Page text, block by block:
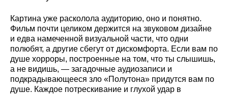
Картина уже расколола аудиторию, оно и понятно.
Фильм почти целиком держится на звуковом дизайне
и едва намеченной визуальной части, что одни
полюбят, а другие сбегут от дискомфорта. Если вам по
душе хорроры, построенные на том, что ты слышишь,
а не видишь, — загадочные аудиозаписи и
подкрадывающееся зло «Полутона» придутся вам по
душе. Каждое потрескивание и глухой удар в